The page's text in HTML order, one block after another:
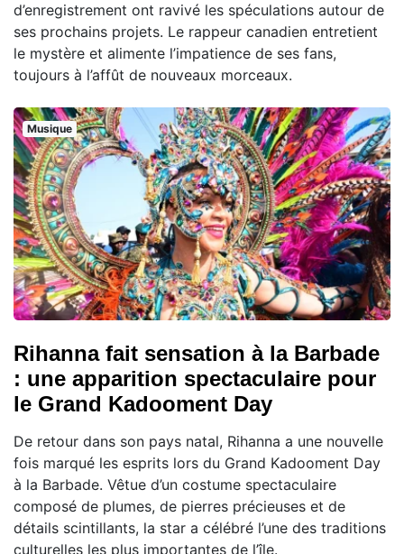
d’enregistrement ont ravivé les spéculations autour de
ses prochains projets. Le rappeur canadien entretient
le mystère et alimente l’impatience de ses fans,
toujours à l’affût de nouveaux morceaux.
Musique
Rihanna fait sensation à la Barbade
: une apparition spectaculaire pour
le Grand Kadooment Day
De retour dans son pays natal, Rihanna a une nouvelle
fois marqué les esprits lors du Grand Kadooment Day
à la Barbade. Vêtue d’un costume spectaculaire
composé de plumes, de pierres précieuses et de
détails scintillants, la star a célébré l’une des traditions
culturelles les plus importantes de l’île.